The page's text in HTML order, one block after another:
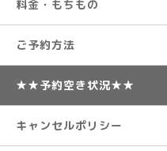
料金・もちもの
ご予約方法
★★予約空き状況★★
キャンセルポリシー